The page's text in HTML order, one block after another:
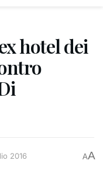
hotel dei
2016 AA